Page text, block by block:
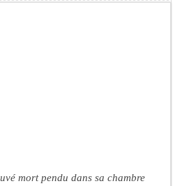
mort pendu dans sa chambre